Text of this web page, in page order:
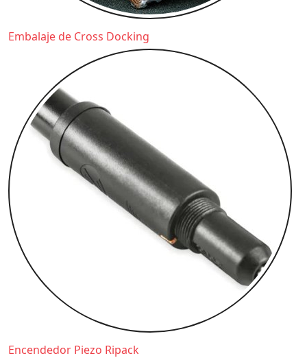
Embalaje de Cross Docking
Encendedor Piezo Ripack